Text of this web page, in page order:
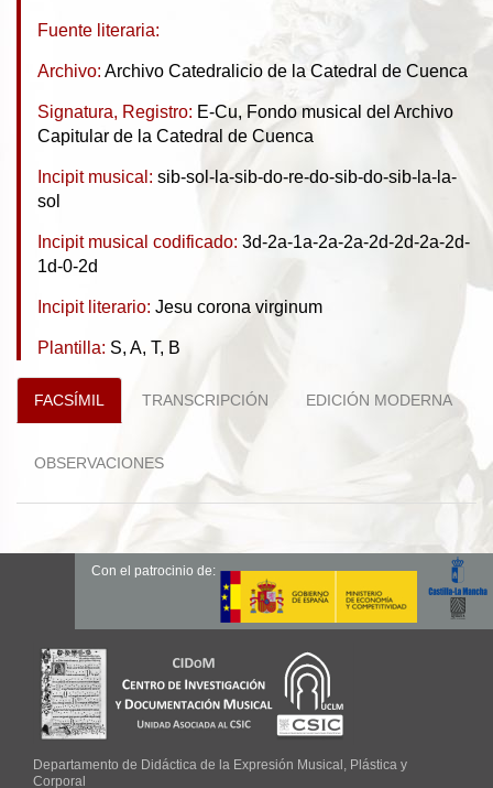
Fuente literaria:
Archivo: Archivo Catedralicio de la Catedral de Cuenca
Signatura, Registro: E-Cu, Fondo musical del Archivo
Capitular de la Catedral de Cuenca
Incipit musical: sib-sol-la-sib-do-re-do-sib-do-sib-la-la-
sol
Incipit musical codificado: 3d-2a-1a-2a-2a-2d-2d-2a-2d-
1d-0-2d
Incipit literario: Jesu corona virginum
Plantilla: S, A, T, B
FACSÍMIL TRANSCRIPCIÓN EDICIÓN MODERNA
OBSERVACIONES
Departamento de Didáctica de la Expresión Musical, Plástica y
Corporal
Con el patrocinio de: